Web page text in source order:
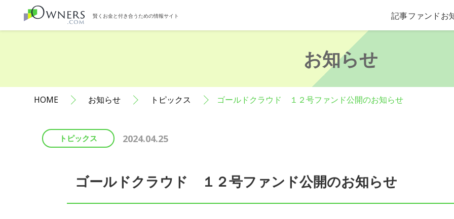
賢くお金と付き合うための情報サイト 記事ファンドお
お知らせ
HOME お知らせ トピックス ゴールドクラウド １２号ファンド公開のお知らせ
トピックス 2024.04.25
ゴールドクラウド １２号ファンド公開のお知らせ